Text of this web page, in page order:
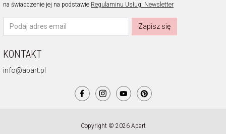
na świadczenie jej na podstawie Regulaminu Usługi Newsletter
Zapisz się
KONTAKT
info@apart.pl
Copyright © 2026 Apart